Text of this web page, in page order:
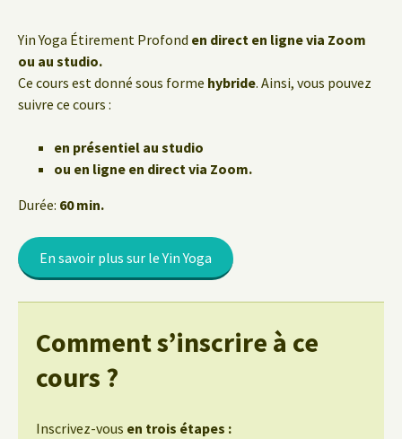
Yin Yoga Étirement Profond en direct en ligne via Zoom
ou au studio.
Ce cours est donné sous forme hybride. Ainsi, vous pouvez
suivre ce cours :
en présentiel au studio
ou en ligne en direct via Zoom.
Durée: 60 min.
En savoir plus sur le Yin Yoga
Comment s’inscrire à ce
cours ?
Inscrivez-vous en trois étapes :